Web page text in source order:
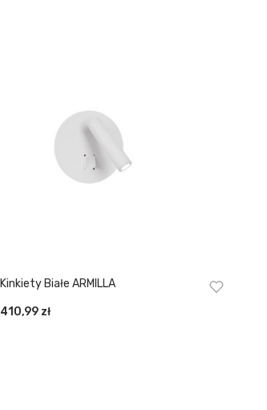
Kinkiety Białe ARMILLA
410,99 zł